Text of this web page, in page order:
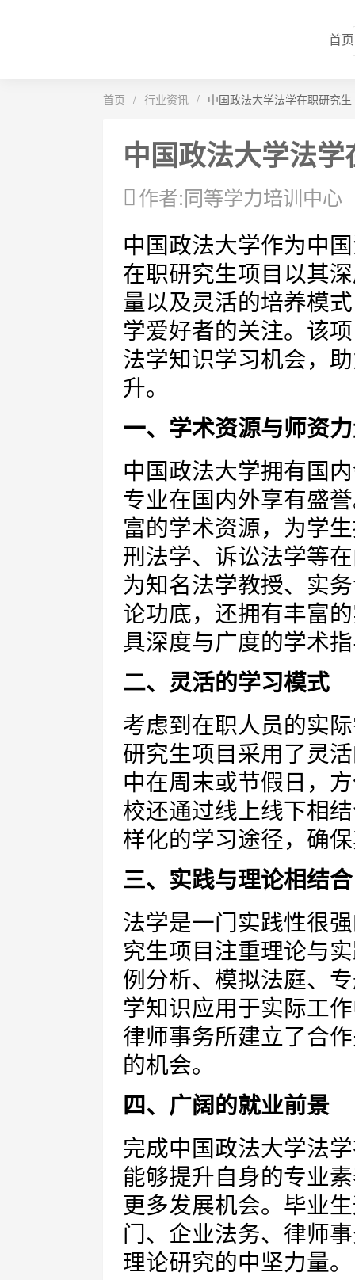
首页
首页 / 行业资讯 / 中国政法大学法学在职研究生
中国政法大学法学
作者:同等学力培训中心
中国政法大学作为中
在职研究生项目以其
量以及灵活的培养模
学爱好者的关注。该
法学知识学习机会，
升。
一、学术资源与师资
中国政法大学拥有国
专业在国内外享有盛
富的学术资源，为学
刑法学、诉讼法学等
为知名法学教授、实
论功底，还拥有丰富
具深度与广度的学术
二、灵活的学习模式
考虑到在职人员的实
研究生项目采用了灵
中在周末或节假日，
校还通过线上线下相
样化的学习途径，确
三、实践与理论相结合
法学是一门实践性很
究生项目注重理论与
例分析、模拟法庭、
学知识应用于实际工
律师事务所建立了合
的机会。
四、广阔的就业前景
完成中国政法大学法
能够提升自身的专业
更多发展机会。毕业
门、企业法务、律师
理论研究的中坚力量。